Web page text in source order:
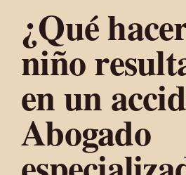
¿Qué
niño
en un
Abogado